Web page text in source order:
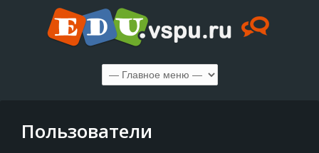
Пользователи